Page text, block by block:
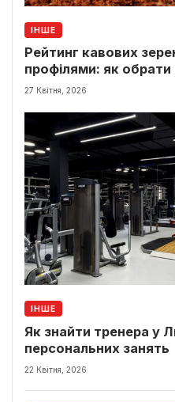
ІНШЕ
Рейтинг кавових
профілями: як обрати
27 Квітня, 2026
ІНШЕ
Як знайти тренера у
персональних занять
22 Квітня, 2026